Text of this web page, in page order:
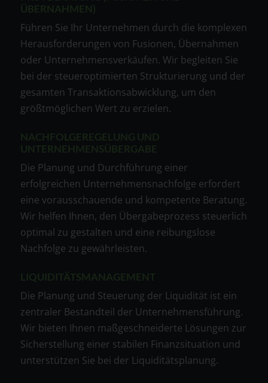
ÜBERNAHMEN)
Führen Sie Ihr Unternehmen durch die komplexen
Herausforderungen von Fusionen, Übernahmen
oder Unternehmensverkäufen. Wir begleiten Sie
bei der steueroptimierten Strukturierung und der
gesamten Transaktionsabwicklung, um den
größtmöglichen Wert zu erzielen.
NACHFOLGEREGELUNG UND
UNTERNEHMENSÜBERGABE
Die Planung und Durchführung einer
erfolgreichen Unternehmensnachfolge erfordert
eine vorausschauende und kompetente Beratung.
Wir helfen Ihnen, den Übergabeprozess steuerlich
optimal zu gestalten und eine reibungslose
Nachfolge zu gewährleisten.
LIQUIDITÄTSMANAGEMENT
Die Planung und Steuerung der Liquidität ist ein
zentraler Bestandteil der Unternehmensführung.
Wir bieten Ihnen maßgeschneiderte Lösungen zur
Sicherstellung einer stabilen Finanzsituation und
unterstützen Sie bei der Liquiditätsplanung.